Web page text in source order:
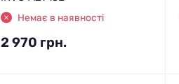
Немає в наявності
2 970 грн.